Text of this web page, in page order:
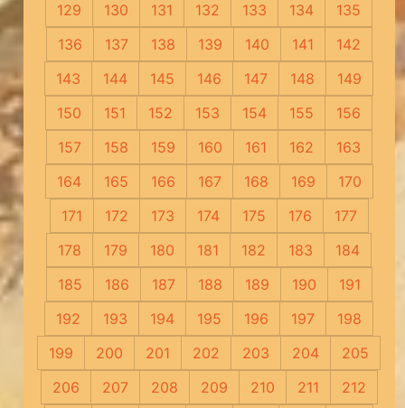
129
130 131 132 133 134
135
136
137 138 139 140 141
142
143
144 145 146 147 148
149
150
151 152 153 154 155
156
157
158 159 160 161 162
163
164
165 166 167 168 169
170
171
172 173 174 175 176
177
178
179 180 181 182 183
184
185
186 187 188 189 190
191
192
193 194 195 196 197
198
199
200 201 202 203 204
205
206
207 208 209 210 211
212